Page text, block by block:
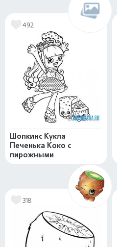
492
Шопкинс Кукла
Печенька Коко с
пирожными
318